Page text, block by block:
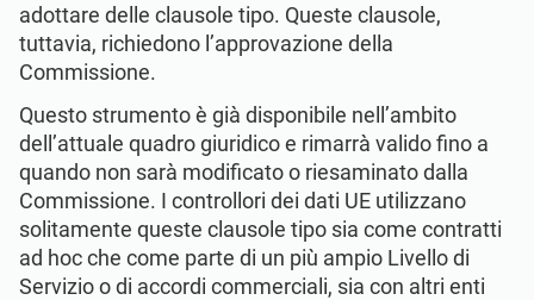
adottare delle clausole tipo. Queste clausole,
tuttavia, richiedono l’approvazione della
Commissione.
Questo strumento è già disponibile nell’ambito
dell’attuale quadro giuridico e rimarrà valido fino a
quando non sarà modificato o riesaminato dalla
Commissione. I controllori dei dati UE utilizzano
solitamente queste clausole tipo sia come contratti
ad hoc che come parte di un più ampio Livello di
Servizio o di accordi commerciali, sia con altri enti